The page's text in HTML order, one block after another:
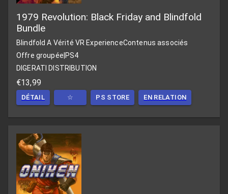
1979 Revolution: Black Friday and Blindfold
Bundle
Blindfold A Vérité VR ExperienceContenus associés
Offre groupée PS4
DIGERATI DISTRIBUTION
€13,99
DÉTAIL ☆ PS STORE EN RELATION